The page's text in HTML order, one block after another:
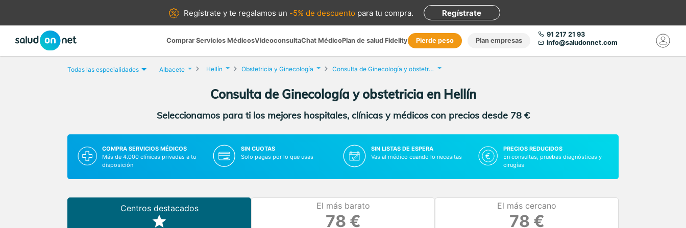
Regístrate yte regalamos un -5% de descuento para tu compra. Regístrate
Comprar Servicios MédicosVideoconsultaChat MédicoPlan de salud Fidelity Pierde peso Plan empresas
91 217 21 93
info@saludonnet.com
Todas las especialidades Albacete Hellín Obstetricia y Ginecología Consulta de Ginecología y obstetricia
Consulta de Ginecología y obstetricia en Hellín
Seleccionamos para ti los mejores hospitales, clínicas y médicos con precios desde 78 €
COMPRA SERVICIOS MÉDICOS
Más de 4.000 clínicas privadas a tu
disposición
SIN CUOTAS
Solo pagas por lo que usas
SIN LISTAS DE ESPERA
Vas al médico cuando lo necesitas
PRECIOS REDUCIDOS
En consultas, pruebas diagnósticas y
cirugías
Centros destacados El más barato
78 €
El más cercano
78 €